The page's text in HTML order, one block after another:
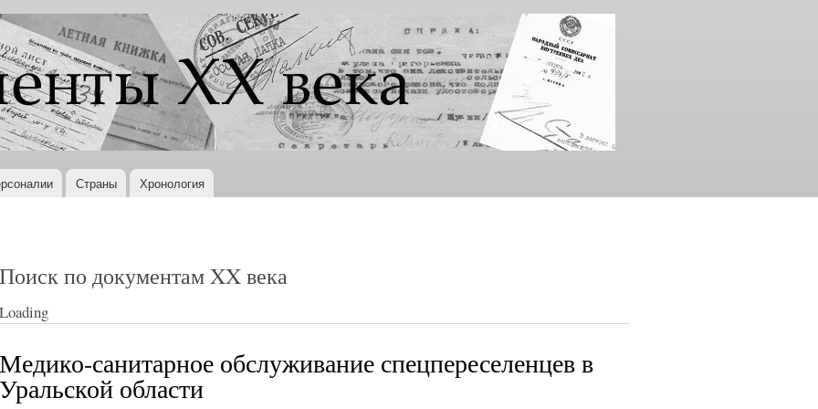
Перейти к
основному
содержанию
Страны Хронология
Поиск по документам XX века
Loading
Медико-санитарное обслуживание спецпереселенцев в
Уральской области